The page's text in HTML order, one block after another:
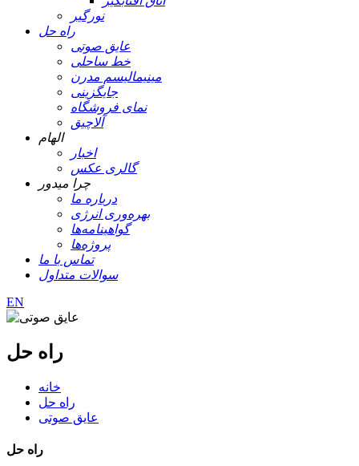
نورگیر
راه حل
عایق صوتی
خط ساحلی
مینیمالیسم مدرن
جایگزینی
نمای فروشگاه
آلاچیق
الهام
اخبار
گالری عکس
چرا میدور
درباره ما
بهره‌وری انرژی
گواهینامه‌ها
پروژه‌ها
تماس با ما
سوالات متداول
EN
راه حل
خانه
راه حل
عایق صوتی
راه حل